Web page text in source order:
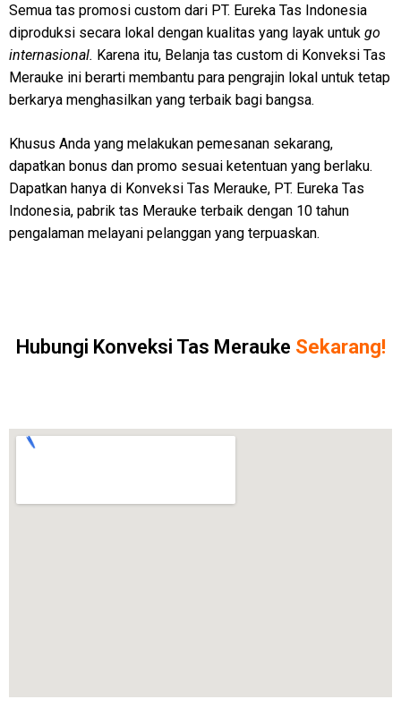
Semua tas promosi custom dari PT. Eureka Tas Indonesia
diproduksi secara lokal dengan kualitas yang layak untuk go
internasional. Karena itu, Belanja tas custom di Konveksi Tas
Merauke ini berarti membantu para pengrajin lokal untuk tetap
berkarya menghasilkan yang terbaik bagi bangsa.
Khusus Anda yang melakukan pemesanan sekarang,
dapatkan bonus dan promo sesuai ketentuan yang berlaku.
Dapatkan hanya di Konveksi Tas Merauke, PT. Eureka Tas
Indonesia, pabrik tas Merauke terbaik dengan 10 tahun
pengalaman melayani pelanggan yang terpuaskan.
Hubungi Konveksi Tas Merauke Sekarang!